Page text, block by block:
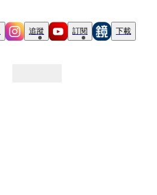
追蹤 訂閱 下載